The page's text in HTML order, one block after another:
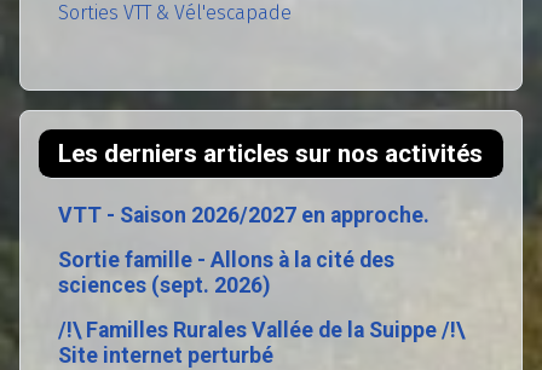
Sorties VTT & Vél'escapade
Les derniers articles sur nos activités
VTT - Saison 2026/2027 en approche.
Sortie famille - Allons à la cité des
sciences (sept. 2026)
/!\ Familles Rurales Vallée de la Suippe /!\
Site internet perturbé